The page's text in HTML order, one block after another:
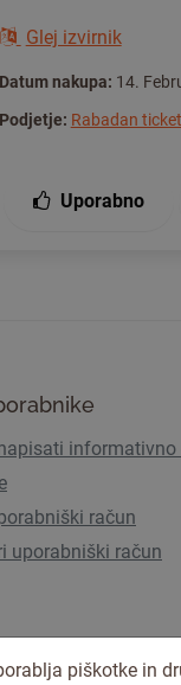
Glej izvirnik
Datum nakupa: 14.
Podjetje: Rabadan
Uporabno
informativno
račun
uporabniški račun
piškotke in